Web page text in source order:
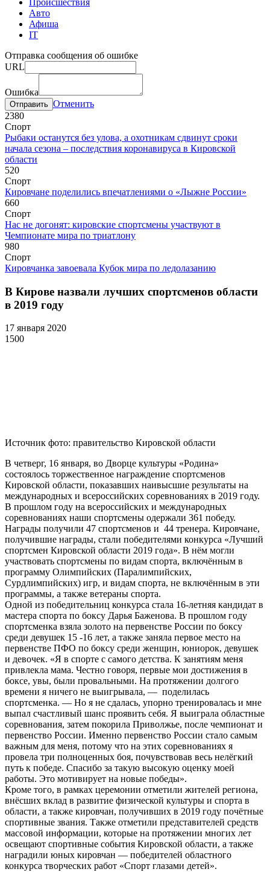
Происшествия
Авто
Афиша
IT
Отправка сообщения об ошибке
URL
Ошибка
Отменить
2380
Спорт
Рыбаки останутся без улова, а охотникам сдвинут сроки
начала сезона – последствия коронавируса в Кировской
области
520
Спорт
Кировчане поделились впечатлениями о «Лыжне России»
660
Спорт
Нас не догонят: кировские спортсмены участвуют в
Чемпионате мира по триатлону
980
Спорт
Кировчанка завоевала Кубок мира по ледолазанию
В Кирове назвали лучших спортсменов области
в 2019 году
17 января 2020
1500
Источник фото: правительство Кировской области
В четверг, 16 января, во Дворце культуры «Родина»
состоялось торжественное награждение спортсменов
Кировской области, показавших наивысшие результаты на
международных и всероссийских соревнованиях в 2019 году.
В прошлом году на всероссийских и международных
соревнованиях наши спортсмены одержали 361 победу.
Награды получили 47 спортсменов и 44 тренера. Кировчане,
получившие награды, стали победителями конкурса «Лучший
спортсмен Кировской области 2019 года». В нём могли
участвовать спортсмены по видам спорта, включённым в
программу Олимпийских (Паралимпийских,
Сурдлимпийских) игр, и видам спорта, не включённым в эти
программы, а также ветераны спорта.
Одной из победительниц конкурса стала 16-летняя кандидат в
мастера спорта по боксу Дарья Баженова. В прошлом году
спортсменка взяла золото на первенстве России по боксу
среди девушек 15 -16 лет, а также заняла первое место на
первенстве ПФО по боксу среди женщин, юниорок, девушек
и девочек. «Я в спорте с самого детства. К занятиям меня
привлекла мама. Честно говоря, первые мои достижения в
боксе, увы, были провальными. На протяжении долгого
времени я ничего не выигрывала, — поделилась
спортсменка. — Но я не сдалась, упорно тренировалась и мне
выпал счастливый шанс проявить себя. Я выиграла областные
соревнования, затем покорила Приволжье, после чемпионат и
первенство России. Именно первенство России стало самым
важным для меня, потому что на этих соревнованиях я
провела три полноценных боя, почувствовав весь нелёгкий
путь к победе. Спасибо за такую высокую оценку моей
работы. Это мотивирует на новые победы».
Кроме того, в рамках церемонии отметили жителей региона,
внёсших вклад в развитие физической культуры и спорта в
области, а также кировчан, получивших в 2019 году почётные
спортивные звания. Также отметили представителей средств
массовой информации, которые на протяжении многих лет
освещают спортивные события Кировской области, а также
наградили юных кировчан — победителей областного
конкурса творческих работ «Спорт глазами детей».